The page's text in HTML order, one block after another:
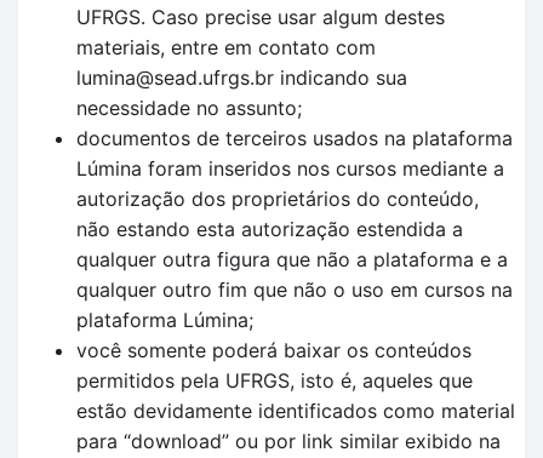
UFRGS. Caso precise usar algum destes
materiais, entre em contato com
lumina@sead.ufrgs.br indicando sua
necessidade no assunto;
documentos de terceiros usados na plataforma
Lúmina foram inseridos nos cursos mediante a
autorização dos proprietários do conteúdo,
não estando esta autorização estendida a
qualquer outra figura que não a plataforma e a
qualquer outro fim que não o uso em cursos na
plataforma Lúmina;
você somente poderá baixar os conteúdos
permitidos pela UFRGS, isto é, aqueles que
estão devidamente identificados como material
para “download” ou por link similar exibido na